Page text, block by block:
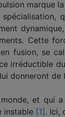
marque
Cette
fusion, se
irréductible
donneront de
et qui
instable [1]. Ici,